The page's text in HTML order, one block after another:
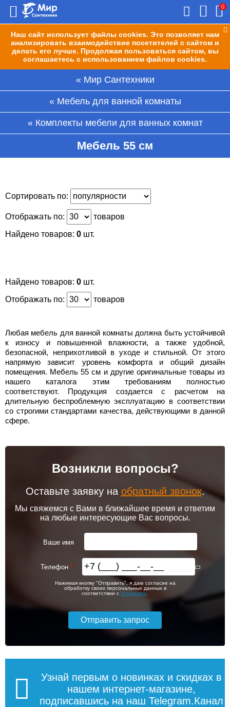
Наш сайт использует файлы cookies. Это позволяет нам
анализировать взаимодействие посетителей с сайтом и
делать его лучше. Продолжая пользоваться сайтом, вы
соглашаетесь с использованием файлов cookies.
0
Мир Сантехники
Мебель для ванной комнаты
Комплекты мебели для ванных комнат
Мебель 55 см
Сортировать по:
Отображать по:
товаров
Найдено товаров: 0 шт.
Найдено товаров: 0 шт.
Отображать по:
товаров
Любая мебель для ванной комнаты должна быть устойчивой
к износу и повышенной влажности, а также удобной,
безопасной, неприхотливой в уходе и стильной. От этого
напрямую зависит уровень комфорта и общий дизайн
помещения. Мебель 55 см и другие оригинальные товары из
нашего каталога этим требованиям полностью
соответствуют. Продукция создается с расчетом на
длительную беспроблемную эксплуатацию в соответствии
со строгими стандартами качества, действующими в данной
сфере.
Возникли вопросы?
Оставьте заявку на обратный звонок.
Мы свяжемся с Вами в ближайшее время и ответим
на любые интересующие Вас вопросы.
Ваше имя
Телефон
Нажимая кнопку "Отправить", я даю согласие на
обработку своих персональных данных в
соответствии с Условиями
Узнай первым о новинках и скидках в
нашем интернет-магазине,
подписавшись на наш Telegram.Канал